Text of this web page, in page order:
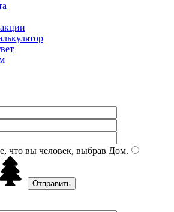
что вы человек, выбрав Дом.